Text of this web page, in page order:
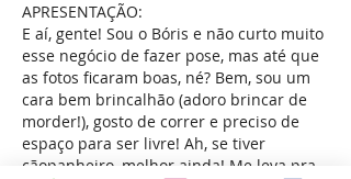
APRESENTAÇÃO:
E aí, gente! Sou o Bóris e não curto muito
esse negócio de fazer pose, mas até que
as fotos ficaram boas, né? Bem, sou um
cara bem brincalhão (adoro brincar de
morder!), gosto de correr e preciso de
espaço para ser livre! Ah, se tiver
cãopanheiro, melhor ainda! Me leva pra